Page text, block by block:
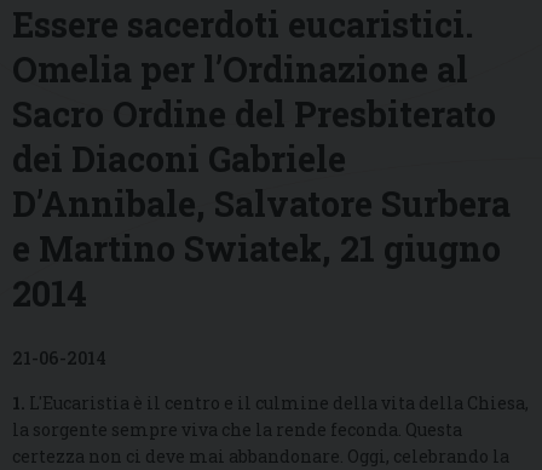
Essere sacerdoti eucaristici.
Omelia per l’Ordinazione al
Sacro Ordine del Presbiterato
dei Diaconi Gabriele
D’Annibale, Salvatore Surbera
e Martino Swiatek, 21 giugno
2014
21-06-2014
1. L'Eucaristia è il centro e il culmine della vita della Chiesa,
la sorgente sempre viva che la rende feconda. Questa
certezza non ci deve mai abbandonare. Oggi, celebrando la